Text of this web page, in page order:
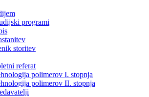
programi
storitev
referat
polimerov I. stopnja
polimerov II. stopnja